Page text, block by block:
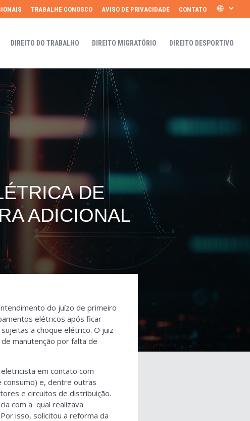
TRABALHE CONOSCO AVISO DE PRIVACIDADE CONTATO
DIREITO DO TRABALHO DIREITO MIGRATÓRIO DIREITO DESPORTIVO
DE
ADICIONAL
do juízo de primeiro
elétricos após ficar
a choque elétrico. O juiz
manutenção por falta de
em contato com
e, dentre outras
e circuitos de distribuição.
com a qual realizava
isso, solicitou a reforma da